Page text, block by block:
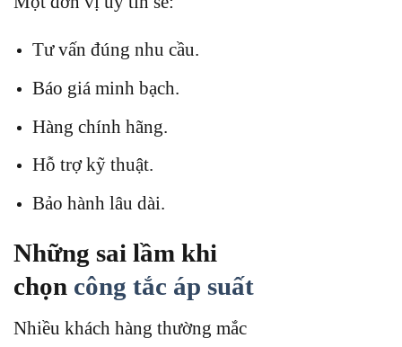
Tư vấn đúng nhu cầu.
Báo giá minh bạch.
Hàng chính hãng.
Hỗ trợ kỹ thuật.
Bảo hành lâu dài.
Những sai lầm khi
chọn công tắc áp suất
Nhiều khách hàng thường mắc